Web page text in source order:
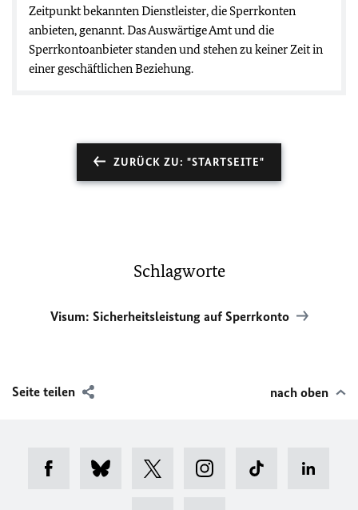
Zeitpunkt bekannten Dienstleister, die Sperrkonten
anbieten, genannt. Das Auswärtige Amt und die
Sperrkontoanbieter standen und stehen zu keiner Zeit in
einer geschäftlichen Beziehung.
ZURÜCK ZU: "STARTSEITE"
Schlagworte
Visum: Sicherheitsleistung auf Sperrkonto
Seite teilen nach oben